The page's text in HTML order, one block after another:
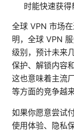
时能快速获得
全球 VPN 市场
明，全球 VPN
级别，预计未来
保护、解锁内容
这也意味着主流
等方面的竞争越
如果你愿意尝试
使用体验、隐私